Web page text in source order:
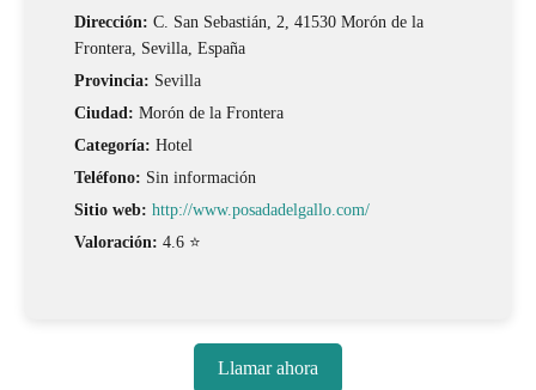
Dirección: C. San Sebastián, 2, 41530 Morón de la
Frontera, Sevilla, España
Provincia: Sevilla
Ciudad: Morón de la Frontera
Categoría: Hotel
Teléfono: Sin información
Sitio web: http://www.posadadelgallo.com/
Valoración: 4.6 ⭐
Llamar ahora